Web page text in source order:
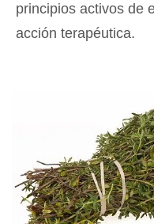
principios activos de
acción terapéutica.